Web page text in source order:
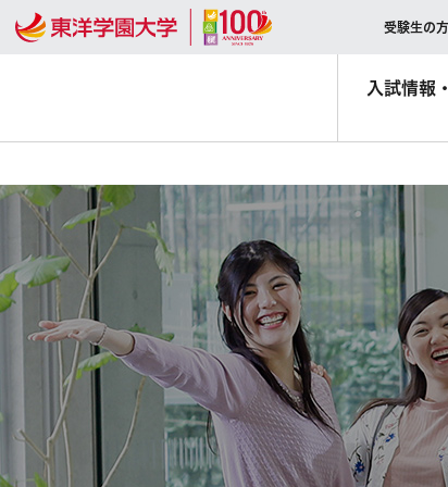
受験生の方
入試情報・